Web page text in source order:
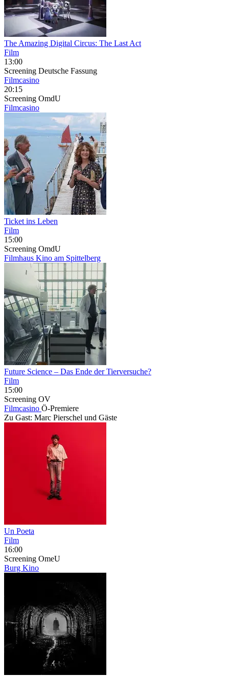
The Amazing Digital Circus: The Last Act
Film
13:00
Screening Deutsche Fassung
Filmcasino
20:15
Screening OmdU
Filmcasino
Ticket ins Leben
Film
15:00
Screening OmdU
Filmhaus Kino am Spittelberg
Future Science – Das Ende der Tierversuche?
Film
15:00
Screening OV
Filmcasino Ö-Premiere
Zu Gast: Marc Pierschel und Gäste
Un Poeta
Film
16:00
Screening OmeU
Burg Kino